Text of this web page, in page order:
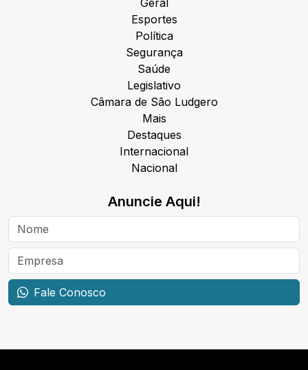
Esportes
Política
Segurança
Saúde
Legislativo
Câmara de São Ludgero
Mais
Destaques
Internacional
Nacional
Anuncie Aqui!
Fale Conosco